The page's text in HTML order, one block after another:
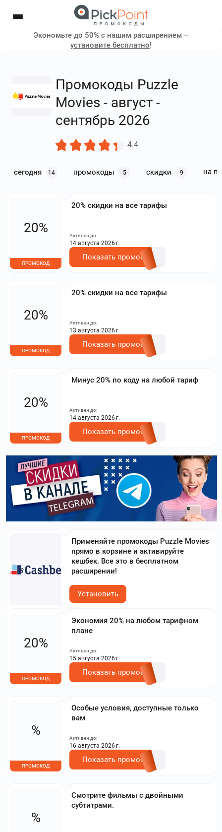
Экономьте до 50% с нашим расширением –
установите бесплатно!
Промокоды Puzzle
Movies - август -
сентябрь 2026
4.4
сегодня 14 промокоды 5 скидки 9 на
20% скидки на все тарифы
20%
ПРОМОКОД
Активен до:
14 августа 2026 г.
Показать промокод
20% скидки на все тарифы
20%
ПРОМОКОД
Активен до:
13 августа 2026 г.
Показать промокод
Минус 20% по коду на любой тариф
20%
ПРОМОКОД
Активен до:
14 августа 2026 г.
Показать промокод
Применяйте промокоды Puzzle Movies
прямо в корзине и активируйте
кешбек. Все это в бесплатном
расширении!
Установить
Экономия 20% на любом тарифном
плане
20%
ПРОМОКОД
Активен до:
15 августа 2026 г.
Показать промокод
Особые условия, доступные только
вам
%
ПРОМОКОД
Активен до:
16 августа 2026 г.
Показать промокод
Смотрите фильмы с двойными
субтитрами.
%